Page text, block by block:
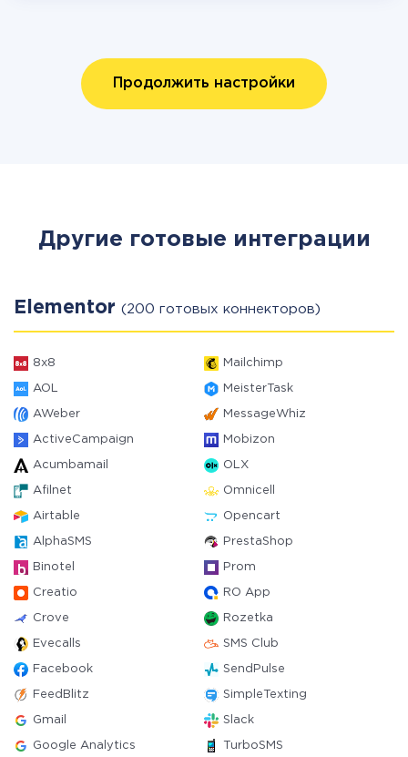
Продолжить настройки
Другие готовые интеграции
Elementor (200 готовых коннекторов)
8x8 Mailchimp
AOL MeisterTask
AWeber MessageWhiz
ActiveCampaign Mobizon
Acumbamail OLX
Afilnet Omnicell
Airtable Opencart
AlphaSMS PrestaShop
Binotel Prom
Creatio RO App
Crove Rozetka
Evecalls SMS Club
Facebook SendPulse
FeedBlitz SimpleTexting
Gmail Slack
Google Analytics TurboSMS